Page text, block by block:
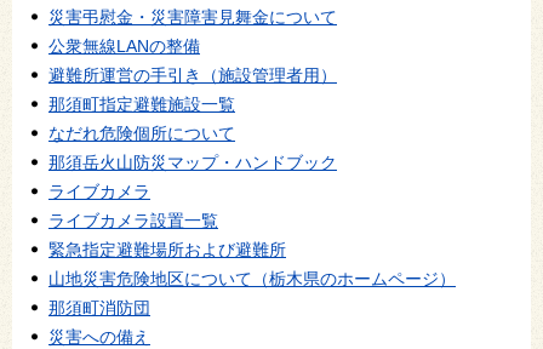
災害弔慰金・災害障害見舞金について
公衆無線LANの整備
避難所運営の手引き（施設管理者用）
那須町指定避難施設一覧
なだれ危険個所について
那須岳火山防災マップ・ハンドブック
ライブカメラ
ライブカメラ設置一覧
緊急指定避難場所および避難所
山地災害危険地区について（栃木県のホームページ）
那須町消防団
災害への備え